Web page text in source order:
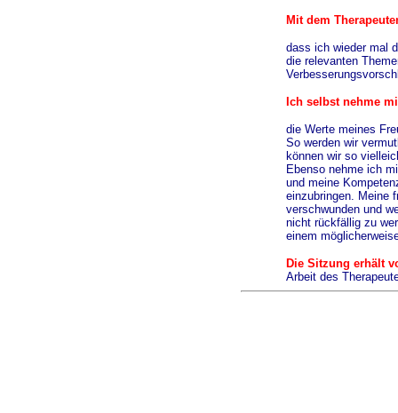
Mit dem
dass ich wieder mal
die relevanten
Ich selbst nehme
die Werte meines
So werden wir
können wir so
Ebenso nehme ich
und meine
einzubringen. Meine
verschwunden und
nicht rückfällig zu
einem
Die Sitzung erhält
Arbeit des